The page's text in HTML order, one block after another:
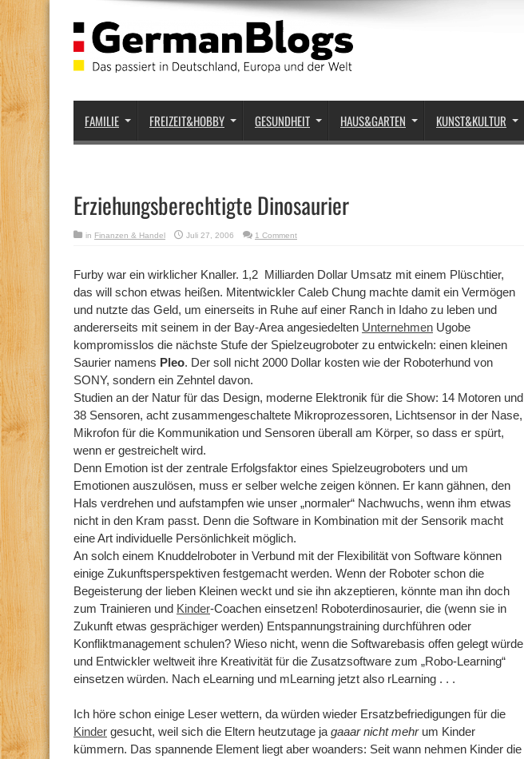
FAMILIE FREIZEIT&HOBBY GESUNDHEIT HAUS&GARTEN KUNST&KULTUR
Erziehungsberechtigte Dinosaurier
in Finanzen & Handel Juli 27, 2006 1 Comment
Furby war ein wirklicher Knaller. 1,2 Milliarden Dollar Umsatz mit einem Plüschtier,
das will schon etwas heißen. Mitentwickler Caleb Chung machte damit ein Vermögen
und nutzte das Geld, um einerseits in Ruhe auf einer Ranch in Idaho zu leben und
andererseits mit seinem in der Bay-Area angesiedelten Unternehmen Ugobe
kompromisslos die nächste Stufe der Spielzeugroboter zu entwickeln: einen kleinen
Saurier namens Pleo. Der soll nicht 2000 Dollar kosten wie der Roboterhund von
SONY, sondern ein Zehntel davon.
Studien an der Natur für das Design, moderne Elektronik für die Show: 14 Motoren und
38 Sensoren, acht zusammengeschaltete Mikroprozessoren, Lichtsensor in der Nase,
Mikrofon für die Kommunikation und Sensoren überall am Körper, so dass er spürt,
wenn er gestreichelt wird.
Denn Emotion ist der zentrale Erfolgsfaktor eines Spielzeugroboters und um
Emotionen auszulösen, muss er selber welche zeigen können. Er kann gähnen, den
Hals verdrehen und aufstampfen wie unser „normaler“ Nachwuchs, wenn ihm etwas
nicht in den Kram passt. Denn die Software in Kombination mit der Sensorik macht
eine Art individuelle Persönlichkeit möglich.
An solch einem Knuddelroboter in Verbund mit der Flexibilität von Software können
einige Zukunftsperspektiven festgemacht werden. Wenn der Roboter schon die
Begeisterung der lieben Kleinen weckt und sie ihn akzeptieren, könnte man ihn doch
zum Trainieren und Kinder-Coachen einsetzen! Roboterdinosaurier, die (wenn sie in
Zukunft etwas gesprächiger werden) Entspannungstraining durchführen oder
Konfliktmanagement schulen? Wieso nicht, wenn die Softwarebasis offen gelegt würde
und Entwickler weltweit ihre Kreativität für die Zusatzsoftware zum „Robo-Learning“
einsetzen würden. Nach eLearning und mLearning jetzt also rLearning . . .
Ich höre schon einige Leser wettern, da würden wieder Ersatzbefriedigungen für die
Kinder gesucht, weil sich die Eltern heutzutage ja gaaar nicht mehrum Kinder
kümmern. Das spannende Element liegt aber woanders: Seit wann nehmen Kinder die